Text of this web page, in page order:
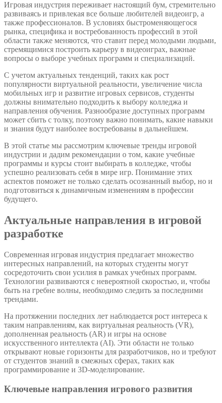
Игровая индустрия переживает настоящий бум, стремительно
развиваясь и привлекая все больше любителей видеоигр, а
также профессионалов. В условиях быстроменяющегося
рынка, специфика и востребованность профессий в этой
области также меняются, что ставит перед молодыми людьми,
стремящимися построить карьеру в видеоиграх, важные
вопросы о выборе учебных программ и специализаций.
С учетом актуальных тенденций, таких как рост
популярности виртуальной реальности, увеличение числа
мобильных игр и развитие игровых сервисов, студенты
должны внимательно подходить к выбору колледжа и
направления обучения. Разнообразие доступных программ
может сбить с толку, поэтому важно понимать, какие навыки
и знания будут наиболее востребованы в дальнейшем.
В этой статье мы рассмотрим ключевые тренды игровой
индустрии и дадим рекомендации о том, какие учебные
программы и курсы стоит выбирать в колледже, чтобы
успешно реализовать себя в мире игр. Понимание этих
аспектов поможет не только сделать осознанный выбор, но и
подготовиться к динамичным изменениям в профессии
будущего.
Актуальные направления в игровой
разработке
Современная игровая индустрия предлагает множество
интересных направлений, на которых студенты могут
сосредоточить свои усилия в рамках учебных программ.
Технологии развиваются с невероятной скоростью, и, чтобы
быть на гребне волны, необходимо следить за последними
трендами.
На протяжении последних лет наблюдается рост интереса к
таким направлениям, как виртуальная реальность (VR),
дополненная реальность (AR) и игры на основе
искусственного интеллекта (AI). Эти области не только
открывают новые горизонты для разработчиков, но и требуют
от студентов знаний в смежных сферах, таких как
программирование и 3D-моделирование.
Ключевые направления игрового развития